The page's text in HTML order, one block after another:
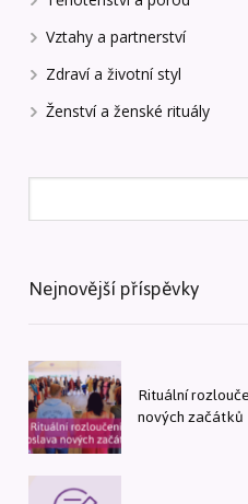
Vztahy a partnerství
Zdraví a životní styl
Ženství a ženské rituály
Nejnovější příspěvky
Rituální
nových začátků